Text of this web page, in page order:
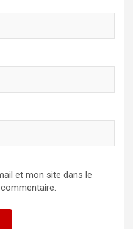
et mon site dans le